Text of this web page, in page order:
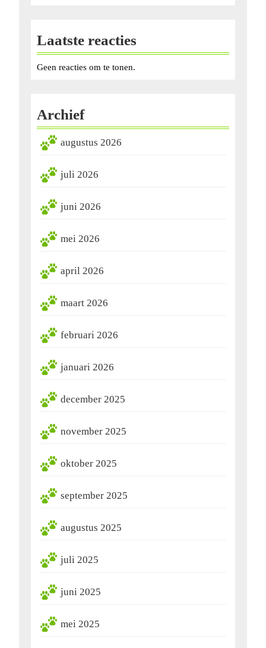
Laatste reacties
Geen reacties om te tonen.
Archief
augustus 2026
juli 2026
juni 2026
mei 2026
april 2026
maart 2026
februari 2026
januari 2026
december 2025
november 2025
oktober 2025
september 2025
augustus 2025
juli 2025
juni 2025
mei 2025